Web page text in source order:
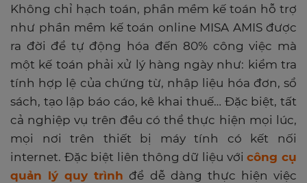
Không chỉ hạch toán, phần mềm kế toán hỗ trợ
như phần mềm kế toán online MISA AMIS được
ra đời để tự động hóa đến 80% công việc mà
một kế toán phải xử lý hàng ngày như: kiểm tra
tính hợp lệ của chứng từ, nhập liệu hóa đơn, sổ
sách, tạo lập báo cáo, kê khai thuế… Đặc biệt, tất
cả nghiệp vụ trên đều có thể thực hiện mọi lúc,
mọi nơi trên thiết bị máy tính có kết nối
internet. Đặc biệt liên thông dữ liệu vớicông cụ
quản lý quy trình để dễ dàng thực hiện việc